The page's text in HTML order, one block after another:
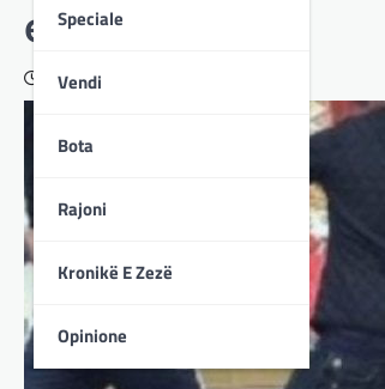
Speciale
Vendi
Bota
Rajoni
Kronikë E Zezë
Opinione
edhe policët!
January 2, 2024